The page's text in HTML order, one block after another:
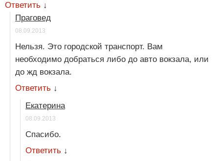
Ответить ↓
Праговед
08.09.2013
Нельзя. Это городской транспорт. Вам
необходимо добраться либо до авто вокзала, или
до жд вокзала.
Ответить ↓
Екатерина
08.09.2013
Спасибо.
Ответить ↓